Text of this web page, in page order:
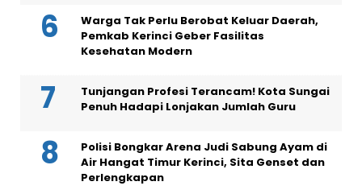
Warga Tak Perlu Berobat Keluar Daerah,
Pemkab Kerinci Geber Fasilitas
Kesehatan Modern
Tunjangan Profesi Terancam! Kota Sungai
Penuh Hadapi Lonjakan Jumlah Guru
Polisi Bongkar Arena Judi Sabung Ayam di
Air Hangat Timur Kerinci, Sita Genset dan
Perlengkapan